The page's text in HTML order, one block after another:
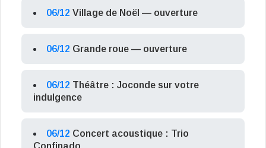
06/12 Village de Noël — ouverture
06/12 Grande roue — ouverture
06/12 Théâtre : Joconde sur votre
indulgence
06/12 Concert acoustique : Trio